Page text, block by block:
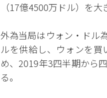
（17億4500万ドル）を大
外為当局はウォン・ドル
ルを供給し、ウォンを
め、2019年3四半期から
る。